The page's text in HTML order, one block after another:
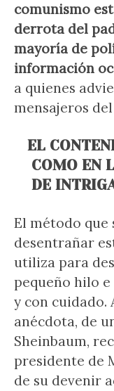
comunismo
derrota del
mayoría de
información
a quienes
mensajeros
EL
COMO EN
DE
El método que
desentrañar
utiliza para
pequeño hilo
y con cuidado.
anécdota, de
Sheinbaum,
presidente de
de su devenir